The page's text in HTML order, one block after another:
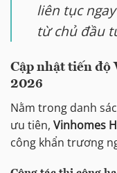
liên tục
từ chủ đầu
Cập nhật tiến độ
2026
Nằm trong danh
ưu tiên, Vinhomes
công khẩn trương